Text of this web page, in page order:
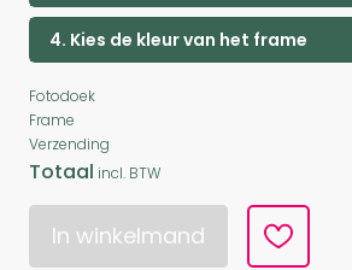
4. Kies de kleur van het frame
Fotodoek
Frame
Verzending
Totaal incl. BTW
In winkelmand